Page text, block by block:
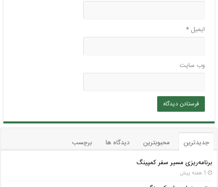
ایمیل*
وب‌ سایت
جدیدترین محبوبترین دیدگاه ها
برچسب
برنامه‌ریزی مسیر سفر کمپینگ
1 هفته پیش